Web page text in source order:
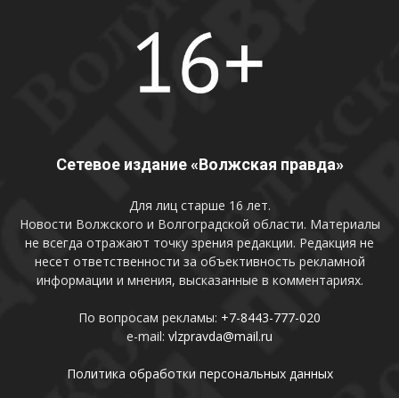
Сетевое издание «Волжская правда»
Для лиц старше 16 лет.
Новости Волжского и Волгоградской области. Материалы
не всегда отражают точку зрения редакции. Редакция не
несет ответственности за объективность рекламной
информации и мнения, высказанные в комментариях.
По вопросам рекламы: +7-8443-777-020
e-mail: vlzpravda@mail.ru
Политика обработки персональных данных